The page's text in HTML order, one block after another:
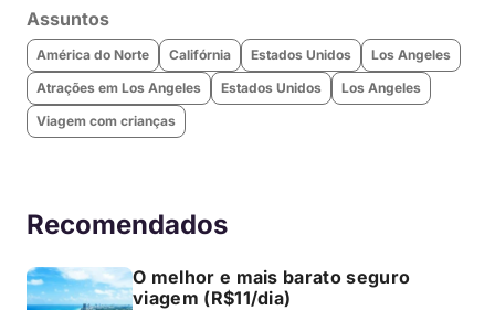
Assuntos
América do Norte Califórnia Estados Unidos
Los Angeles
Atrações em Los Angeles
Estados Unidos
Los Angeles
Viagem com crianças
Recomendados
O melhor e mais barato seguro
viagem (R$11/dia)